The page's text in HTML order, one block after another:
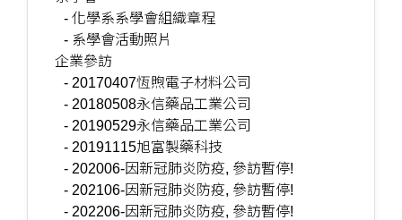
- 化學系系學會組織章程
- 系學會活動照片
企業參訪
- 20170407恆煦電子材料公司
- 20180508永信藥品工業公司
- 20190529永信藥品工業公司
- 20191115旭富製藥科技
- 202006-因新冠肺炎防疫, 參訪暫停!
- 202106-因新冠肺炎防疫, 參訪暫停!
- 202206-因新冠肺炎防疫, 參訪暫停!